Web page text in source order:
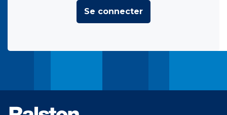
Se connecter